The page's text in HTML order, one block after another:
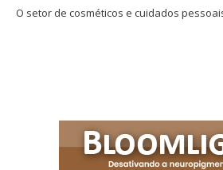
O setor de cosméticos e cuidados